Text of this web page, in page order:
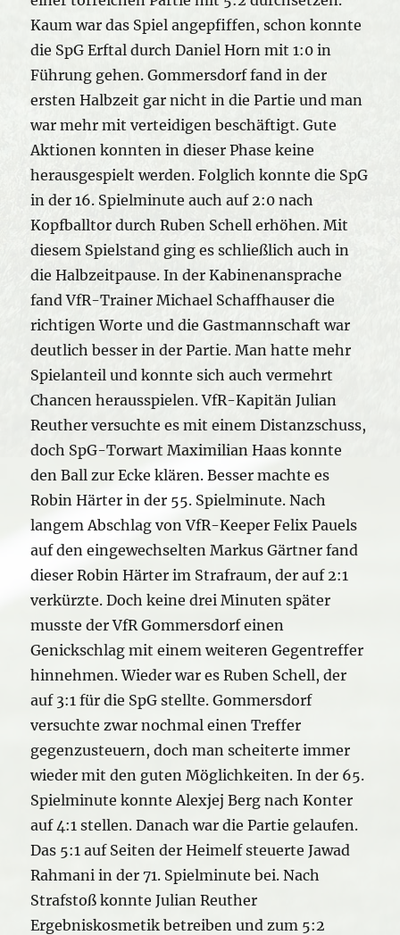
Kaum war das Spiel angepfiffen, schon konnte
die SpG Erftal durch Daniel Horn mit 1:0 in
Führung gehen. Gommersdorf fand in der
ersten Halbzeit gar nicht in die Partie und man
war mehr mit verteidigen beschäftigt. Gute
Aktionen konnten in dieser Phase keine
herausgespielt werden. Folglich konnte die SpG
in der 16. Spielminute auch auf 2:0 nach
Kopfballtor durch Ruben Schell erhöhen. Mit
diesem Spielstand ging es schließlich auch in
die Halbzeitpause. In der Kabinenansprache
fand VfR-Trainer Michael Schaffhauser die
richtigen Worte und die Gastmannschaft war
deutlich besser in der Partie. Man hatte mehr
Spielanteil und konnte sich auch vermehrt
Chancen herausspielen. VfR-Kapitän Julian
Reuther versuchte es mit einem Distanzschuss,
doch SpG-Torwart Maximilian Haas konnte
den Ball zur Ecke klären. Besser machte es
Robin Härter in der 55. Spielminute. Nach
langem Abschlag von VfR-Keeper Felix Pauels
auf den eingewechselten Markus Gärtner fand
dieser Robin Härter im Strafraum, der auf 2:1
verkürzte. Doch keine drei Minuten später
musste der VfR Gommersdorf einen
Genickschlag mit einem weiteren Gegentreffer
hinnehmen. Wieder war es Ruben Schell, der
auf 3:1 für die SpG stellte. Gommersdorf
versuchte zwar nochmal einen Treffer
gegenzusteuern, doch man scheiterte immer
wieder mit den guten Möglichkeiten. In der 65.
Spielminute konnte Alexjej Berg nach Konter
auf 4:1 stellen. Danach war die Partie gelaufen.
Das 5:1 auf Seiten der Heimelf steuerte Jawad
Rahmani in der 71. Spielminute bei. Nach
Strafstoß konnte Julian Reuther
Ergebniskosmetik betreiben und zum 5:2